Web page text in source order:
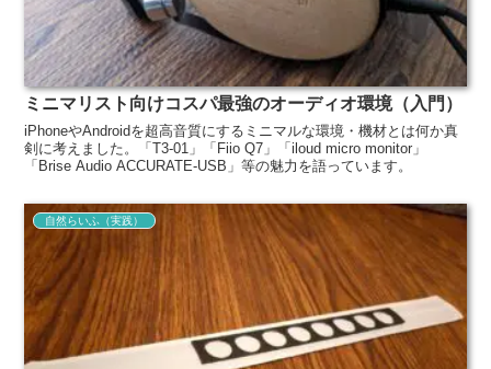
ミニマリスト向けコスパ最強のオーディオ環境（入門）
iPhoneやAndroidを超高音質にするミニマルな環境・機材とは何か真
剣に考えました。「T3-01」「Fiio Q7」「iloud micro monitor」
「Brise Audio ACCURATE-USB」等の魅力を語っています。
自然らいふ（実践）